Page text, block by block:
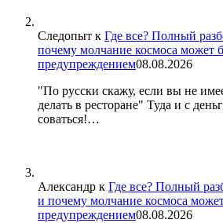
Следопыт к Где все? Полный
почему молчание космоса может
предупреждением08.08.2026
"По русски скажу, если вы не
делать в ресторане" Туда и с
соваться!…
Александр к Где все? Полный
и почему молчание космоса
предупреждением08.08.2026